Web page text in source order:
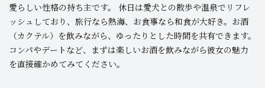
愛らしい性格の持ち主です。 休日は愛犬との散歩や温泉でリフレ
ッシュしており、旅行なら熱海、お食事なら和食が大好き。お酒
（カクテル）を飲みながら、ゆったりとした時間を共有できます。
コンパやデートなど、まずは楽しいお酒を飲みながら彼女の魅力
を直接確かめてみてください。